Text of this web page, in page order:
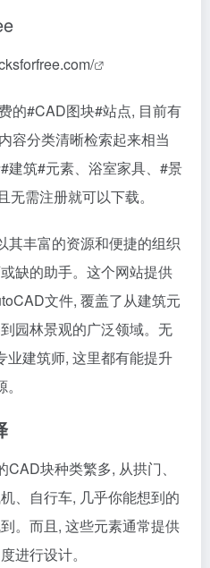
的#CAD图块#站点, 目前有
容分类清晰检索起来相当
#建筑#元素、浴室家具、 #景
无需注册就可以下载。
其丰富的资源和便捷的组织
缺的助手。这个网站提供
文件, 覆盖了从建筑元
园林景观的广泛领域。无
业建筑师, 这里都有能提升
块种类繁多, 从拱门、
、自行车, 几乎你能想到的
。而且, 这些元素通常提供
进行设计。